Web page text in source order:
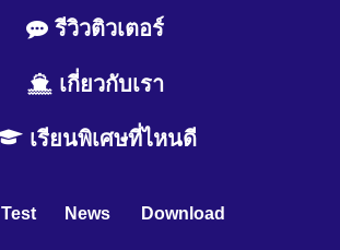
รีวิวติวเตอร์
เกี่ยวกับเรา
เรียนพิเศษที่ไหนดี
Test News Download